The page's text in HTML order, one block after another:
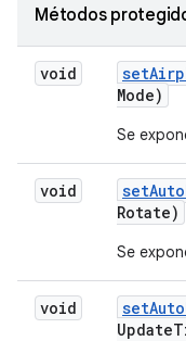
Métodos
void set
Mode)
Se
void setAuto
Rotate)
Se
void setAuto
Update